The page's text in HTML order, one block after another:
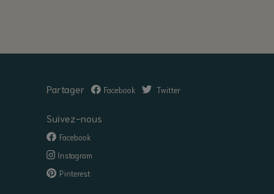
Partager Facebook Twitter
Suivez-nous
Facebook
Instagram
Pinterest